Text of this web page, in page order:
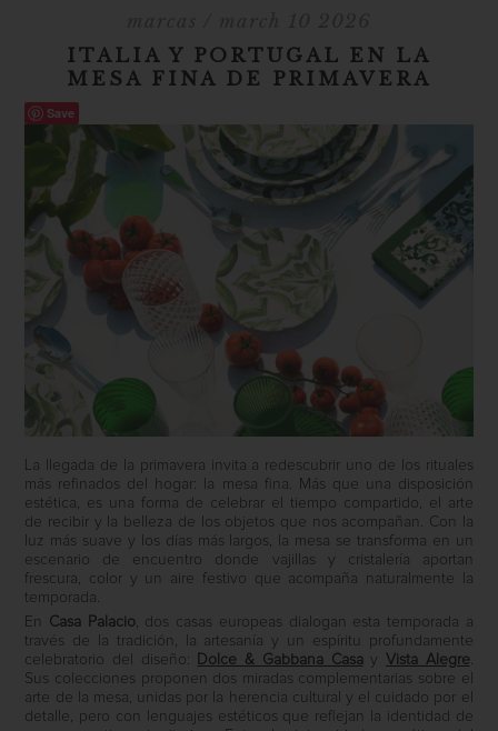
ITALIA Y PORTUGAL EN LA
MESA FINA DE PRIMAVERA
Save
La llegada de la primavera invita a redescubrir uno de los rituales
más refinados del hogar: la mesa fina. Más que una disposición
estética, es una forma de celebrar el tiempo compartido, el arte
de recibir y la belleza de los objetos que nos acompañan. Con la
luz más suave y los días más largos, la mesa se transforma en un
escenario de encuentro donde vajillas y cristalería aportan
frescura, color y un aire festivo que acompaña naturalmente la
temporada.
En Casa Palacio, dos casas europeas dialogan esta temporada a
través de la tradición, la artesanía y un espíritu profundamente
celebratorio del diseño:
Dolce & Gabbana Casay Vista Alegre.
Sus colecciones proponen dos miradas complementarias sobre el
arte de la mesa, unidas por la herencia cultural y el cuidado por el
detalle, pero con lenguajes estéticos que reflejan la identidad de